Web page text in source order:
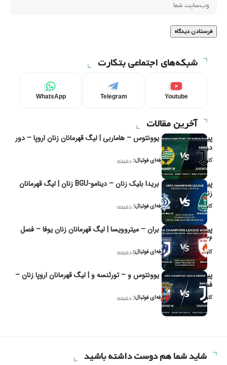
شبکه‌های اجتماعی بتکارت
Youtube
Telegram
WhatsApp
آخرین مقالات
پیش‌بینی و تحلیل یوونتوس – هاماربی | لیگ قهرمانان زنان اروپا – دور
دوم مرحله
کاوه نیک‌فر، تحلیل‌گر حرفه‌ای فوتبال7 دقیقه
پیش‌بینی و تحلیل بریدا بلیک زنان – دینامو-BGU زنان | لیگ قهرمانان
زنان یوفا
کاوه نیک‌فر، تحلیل‌گر حرفه‌ای فوتبال7 دقیقه
پیش‌بینی و تحلیل بران – میتروویسا | لیگ قهرمانان زنان یوفا – فصل
۲۰۲۶
کاوه نیک‌فر، تحلیل‌گر حرفه‌ای فوتبال8 دقیقه
پیش‌بینی و تحلیل یوونتوس و – تورئنسه و | لیگ قهرمانان اروپا زنان –
فصل ۲۰۲۶
کاوه نیک‌فر، تحلیل‌گر حرفه‌ای فوتبال7 دقیقه
شاید شما هم دوست داشته باشید